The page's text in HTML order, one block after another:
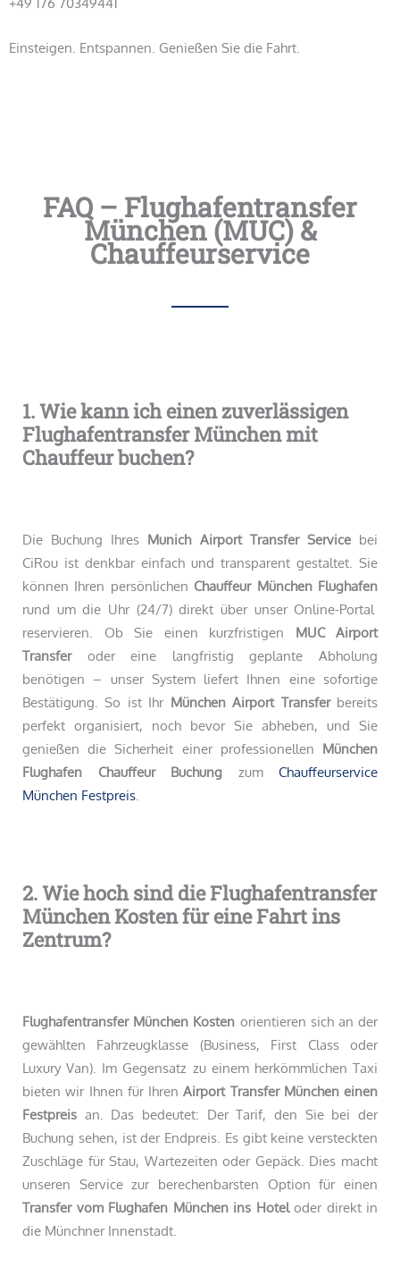
Einsteigen. Entspannen. Genießen Sie die Fahrt.
FAQ – Flughafentransfer
München (MUC) &
Chauffeurservice
1. Wie kann ich einen zuverlässigen
Flughafentransfer München mit
Chauffeur buchen?
Die Buchung Ihres Munich Airport Transfer Servicebei
CiRou ist denkbar einfach und transparent gestaltet. Sie
können Ihren persönlichen Chauffeur München Flughafen
rund um die Uhr (24/7) direkt über unser Online-Portal
reservieren. Ob Sie einen kurzfristigen MUC Airport
Transferoder eine langfristig geplante Abholung
benötigen – unser System liefert Ihnen eine sofortige
Bestätigung. So ist Ihr München Airport Transferbereits
perfekt organisiert, noch bevor Sie abheben, und Sie
genießen die Sicherheit einer professionellen München
Flughafen Chauffeur Buchung zum
Chauffeurservice
München Festpreis
2. Wie hoch sind die Flughafentransfer
München Kosten für eine Fahrt ins
Zentrum?
Flughafentransfer München Kosten orientieren sich an der
gewählten Fahrzeugklasse (Business, First Class oder
Luxury Van). Im Gegensatz zu einem herkömmlichen Taxi
bieten wir Ihnen für Ihren Airport Transfer München einen
Festpreis an. Das bedeutet: Der Tarif, den Sie bei der
Buchung sehen, ist der Endpreis. Es gibt keine versteckten
Zuschläge für Stau, Wartezeiten oder Gepäck. Dies macht
unseren Service zur berechenbarsten Option für einen
Transfer vom Flughafen München ins Hotel oder direkt in
die Münchner Innenstadt.